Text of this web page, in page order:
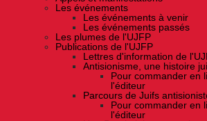
Les événements
Les événements à venir
Les événements passés
Les plumes de l'UJFP
Publications de l'UJFP
Lettres d'information de
Antisionisme, une histoire
Pour commander en
l'éditeur
Parcours de Juifs
Pour commander en
l'éditeur